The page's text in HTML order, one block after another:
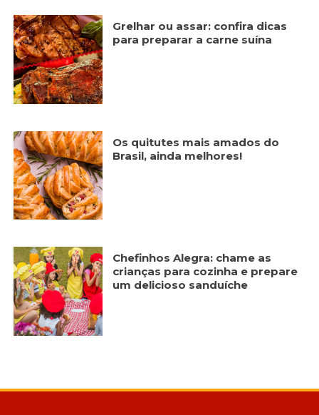
Grelhar ou assar: confira dicas
para preparar a carne suína
Os quitutes mais amados do
Brasil, ainda melhores!
Chefinhos Alegra: chame as
crianças para cozinha e prepare
um delicioso sanduíche